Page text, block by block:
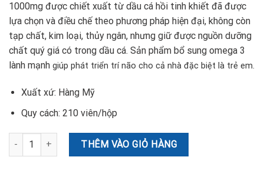
1000mg được chiết xuất từ dầu cá hồi tinh khiết đã được
lựa chọn và điều chế theo phương pháp hiện đại, không còn
tạp chất, kim loại, thủy ngân, nhưng giữ được nguồn dưỡng
chất quý giá có trong dầu cá. Sản phẩm bổ sung omega 3
lành mạnh giúp phát triển trí não cho cả nhà đặc biệt là trẻ em.
Xuất xứ: Hàng Mỹ
Quy cách: 210 viên/hộp
Viên uống dầu cá hồi Pure Alaska Omega Wild Salmon Oil
THÊM VÀO GIỎ HÀNG